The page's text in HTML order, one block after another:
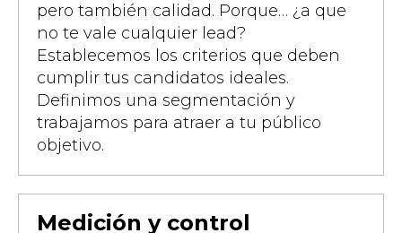
pero también calidad. Porque… ¿a que
no te vale cualquier lead?
Establecemos los criterios que deben
cumplir tus candidatos ideales.
Definimos una segmentación y
trabajamos para atraer a tu público
objetivo.
Medición y control